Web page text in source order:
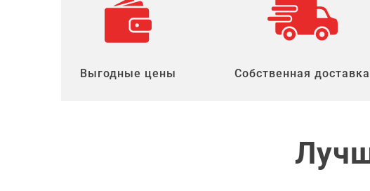
Выгодные цены Собственная доставка